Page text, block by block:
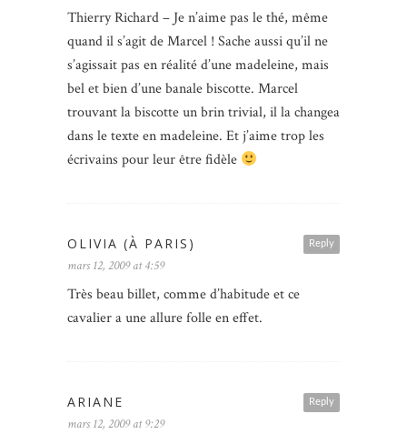
Thierry Richard – Je n’aime pas le thé, même
quand il s’agit de Marcel ! Sache aussi qu’il ne
s’agissait pas en réalité d’une madeleine, mais
bel et bien d’une banale biscotte. Marcel
trouvant la biscotte un brin trivial, il la changea
dans le texte en madeleine. Et j’aime trop les
écrivains pour leur être fidèle
Reply
OLIVIA (À PARIS)
mars 12, 2009 at 4:59
Très beau billet, comme d’habitude et ce
cavalier a une allure folle en effet.
Reply
ARIANE
mars 12, 2009 at 9:29